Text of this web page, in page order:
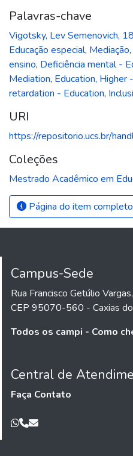
Palavras-chave
Vigotsky, Lev Semenovich,
Educação especial, Mediação,
ensino, Deficiência mental -
Mediation, Education, Higher
retardation - Education,
URI
https://repositorio.ucs.br/
Coleções
Mestrado Acadêmico em
Página do item completo
Campus-Sede
Rua Francisco Getúlio
CEP 95070-560 - Caxias
Todos os campi - Como
Central de
Faça Contato